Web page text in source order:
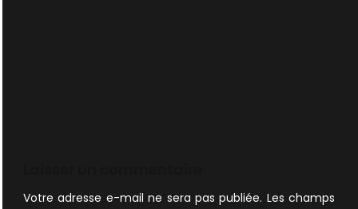
Votre adresse e-mail ne sera pas publiée. Les champs